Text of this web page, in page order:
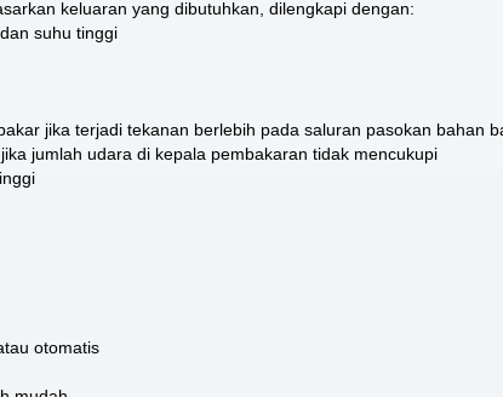
keluaran yang dibutuhkan, dilengkapi dengan:
suhu tinggi
jika terjadi tekanan berlebih pada saluran pasokan bahan
jumlah udara di kepala pembakaran tidak mencukupi
otomatis